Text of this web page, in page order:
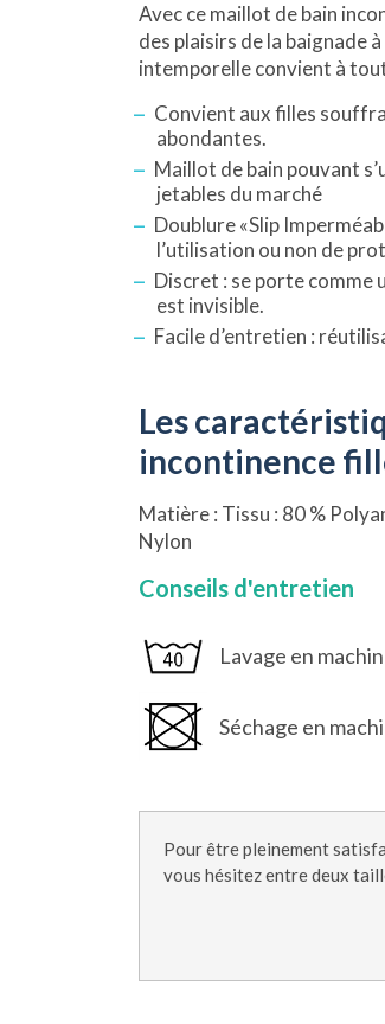
Avec ce maillot de bain
des plaisirs de la baignade
intemporelle convient à
Convient aux filles
abondantes.
Maillot de bain pouvant
jetables du marché
Doublure «Slip
l’utilisation ou non de
Discret : se porte comme
est invisible.
Facile d’entretien :
Les
incontinence
Matière : Tissu : 80 %
Nylon
Conseils d'entretien
Lavage en
Séchage en
Pour être pleinement
vous hésitez entre deux